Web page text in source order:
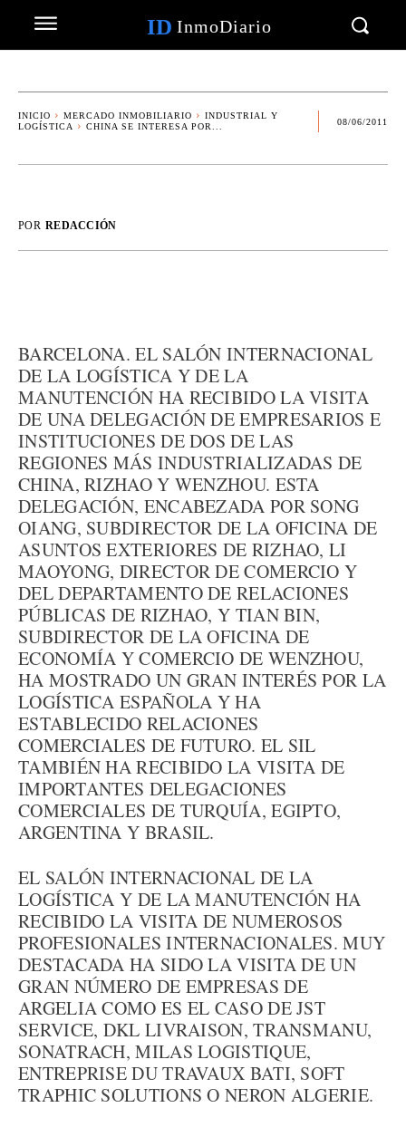
ID InmoDiario
INICIO MERCADO INMOBILIARIO
INDUSTRIAL Y
LOGÍSTICA
CHINA SE INTERESA POR...
08/06/2011
POR REDACCIÓN
BARCELONA. EL SALÓN INTERNACIONAL
DE LA LOGÍSTICA Y DE LA
MANUTENCIÓN HA RECIBIDO LA VISITA
DE UNA DELEGACIÓN DE EMPRESARIOS E
INSTITUCIONES DE DOS DE LAS
REGIONES MÁS INDUSTRIALIZADAS DE
CHINA, RIZHAO Y WENZHOU. ESTA
DELEGACIÓN, ENCABEZADA POR SONG
OIANG, SUBDIRECTOR DE LA OFICINA DE
ASUNTOS EXTERIORES DE RIZHAO, LI
MAOYONG, DIRECTOR DE COMERCIO Y
DEL DEPARTAMENTO DE RELACIONES
PÚBLICAS DE RIZHAO, Y TIAN BIN,
SUBDIRECTOR DE LA OFICINA DE
ECONOMÍA Y COMERCIO DE WENZHOU,
HA MOSTRADO UN GRAN INTERÉS POR LA
LOGÍSTICA ESPAÑOLA Y HA
ESTABLECIDO RELACIONES
COMERCIALES DE FUTURO. EL SIL
TAMBIÉN HA RECIBIDO LA VISITA DE
IMPORTANTES DELEGACIONES
COMERCIALES DE TURQUÍA, EGIPTO,
ARGENTINA Y BRASIL.
EL SALÓN INTERNACIONAL DE LA
LOGÍSTICA Y DE LA MANUTENCIÓN HA
RECIBIDO LA VISITA DE NUMEROSOS
PROFESIONALES INTERNACIONALES. MUY
DESTACADA HA SIDO LA VISITA DE UN
GRAN NÚMERO DE EMPRESAS DE
ARGELIA COMO ES EL CASO DE JST
SERVICE, DKL LIVRAISON, TRANSMANU,
SONATRACH, MILAS LOGISTIQUE,
ENTREPRISE DU TRAVAUX BATI, SOFT
TRAPHIC SOLUTIONS O NERON ALGERIE.